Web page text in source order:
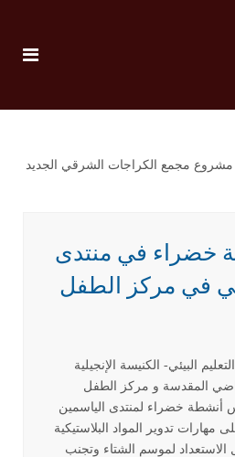
مشروع مجمع الكراجات الشرقي الجديد
خضراء في منتدى
في مركز الطفل
البيئي- الكنيسة الإنجيلية
المقدسة و مركز الطفل
أنشطة خضراء لمنتدى الياسمين
مهارات تدوير المواد البلاستيكية
الاستعداد لموسم الشتاء وتجنب